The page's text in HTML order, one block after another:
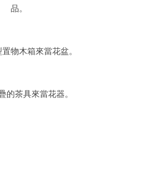
品。
物木箱來當花盆。
的茶具來當花器。